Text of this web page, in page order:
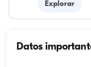
Explorar
Datos